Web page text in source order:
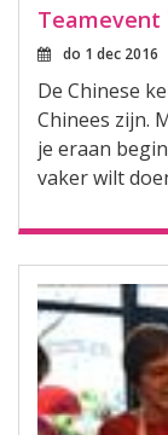
Teamevent
do 1 dec 2016
De Chinese
Chinees zijn.
je eraan
vaker wilt